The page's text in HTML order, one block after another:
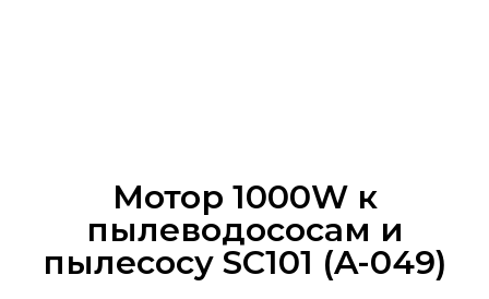
Мотор 1000W к
пылеводососам и
пылесосу SC101 (A-049)